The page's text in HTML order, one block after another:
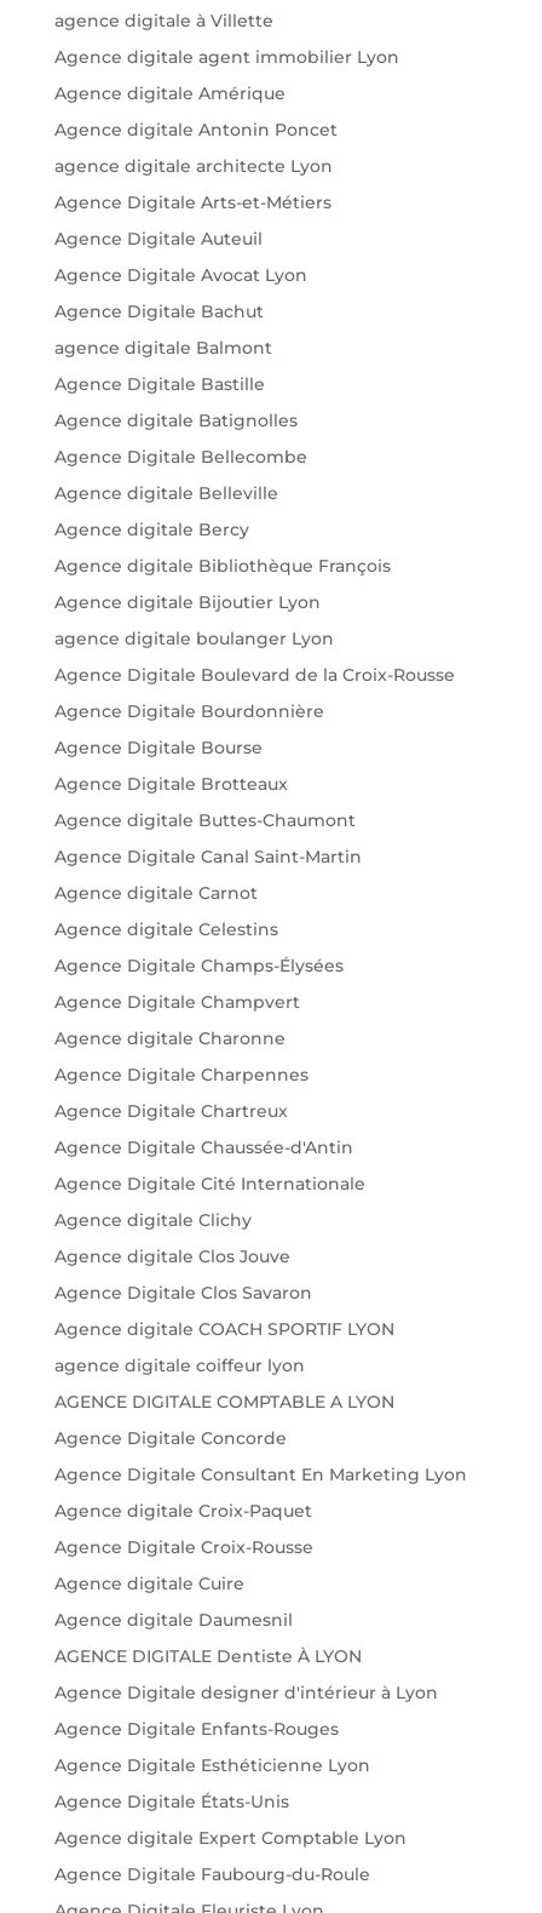
agence digitale à Villette
Agence digitale agent immobilier Lyon
Agence digitale Amérique
Agence digitale Antonin Poncet
agence digitale architecte Lyon
Agence Digitale Arts-et-Métiers
Agence Digitale Auteuil
Agence Digitale Avocat Lyon
Agence Digitale Bachut
agence digitale Balmont
Agence Digitale Bastille
Agence digitale Batignolles
Agence Digitale Bellecombe
Agence digitale Belleville
Agence digitale Bercy
Agence digitale Bibliothèque François
Agence digitale Bijoutier Lyon
agence digitale boulanger Lyon
Agence Digitale Boulevard de la Croix-Rousse
Agence Digitale Bourdonnière
Agence Digitale Bourse
Agence Digitale Brotteaux
Agence digitale Buttes-Chaumont
Agence Digitale Canal Saint-Martin
Agence digitale Carnot
Agence digitale Celestins
Agence Digitale Champs-Élysées
Agence Digitale Champvert
Agence digitale Charonne
Agence Digitale Charpennes
Agence Digitale Chartreux
Agence Digitale Chaussée-d'Antin
Agence Digitale Cité Internationale
Agence digitale Clichy
Agence digitale Clos Jouve
Agence Digitale Clos Savaron
Agence digitale COACH SPORTIF LYON
agence digitale coiffeur lyon
AGENCE DIGITALE COMPTABLE A LYON
Agence Digitale Concorde
Agence Digitale Consultant En Marketing Lyon
Agence digitale Croix-Paquet
Agence Digitale Croix-Rousse
Agence digitale Cuire
Agence digitale Daumesnil
AGENCE DIGITALE Dentiste À LYON
Agence Digitale designer d'intérieur à Lyon
Agence Digitale Enfants-Rouges
Agence Digitale Esthéticienne Lyon
Agence Digitale États-Unis
Agence digitale Expert Comptable Lyon
Agence Digitale Faubourg-du-Roule